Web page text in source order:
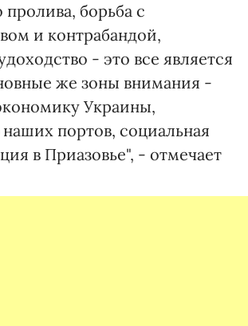
пролива, борьба с
и контрабандой,
- это все является
же зоны внимания -
Украины,
наших портов, социальная
в Приазовье", - отмечает